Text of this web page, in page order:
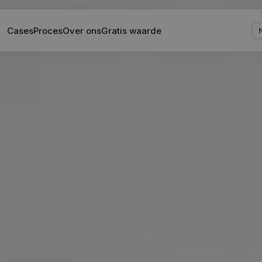
CasesProcesOver onsGratis waarde